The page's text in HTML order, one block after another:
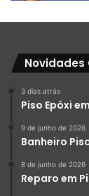
Novidades
3 dias atrás
Piso Epóxi
9 de junho de 2026
Banheiro
8 de junho de 2026
Reparo em